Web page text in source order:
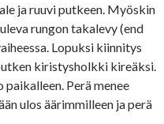
ja ruuvi putkeen. Myöskin
rungon takalevy (end
Lopuksi kiinnitys
kiristysholkki kireäksi.
paikalleen. Perä menee
ulos äärimmilleen ja perä